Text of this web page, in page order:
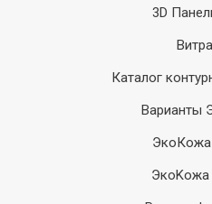
3D
Каталог
Варианты
ЭкоКожа
ЭкоKожа